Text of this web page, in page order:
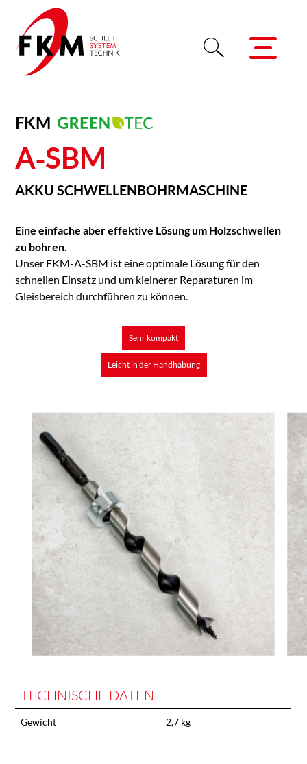
FKM
A‑SBM
AKKU SCHWELLENBOHRMASCHINE
Eine einfache aber effektive Lösung um Holzschwellen
zu bohren.
Unser FKM-​A-​SBM ist eine optimale Lösung für den
schnellen Einsatz und um kleinerer Reparaturen im
Gleisbereich durchführen zu können.
Sehr kompakt
Leicht in der Handhabung
TECHNISCHE DATEN
Gewicht 2,7 kg